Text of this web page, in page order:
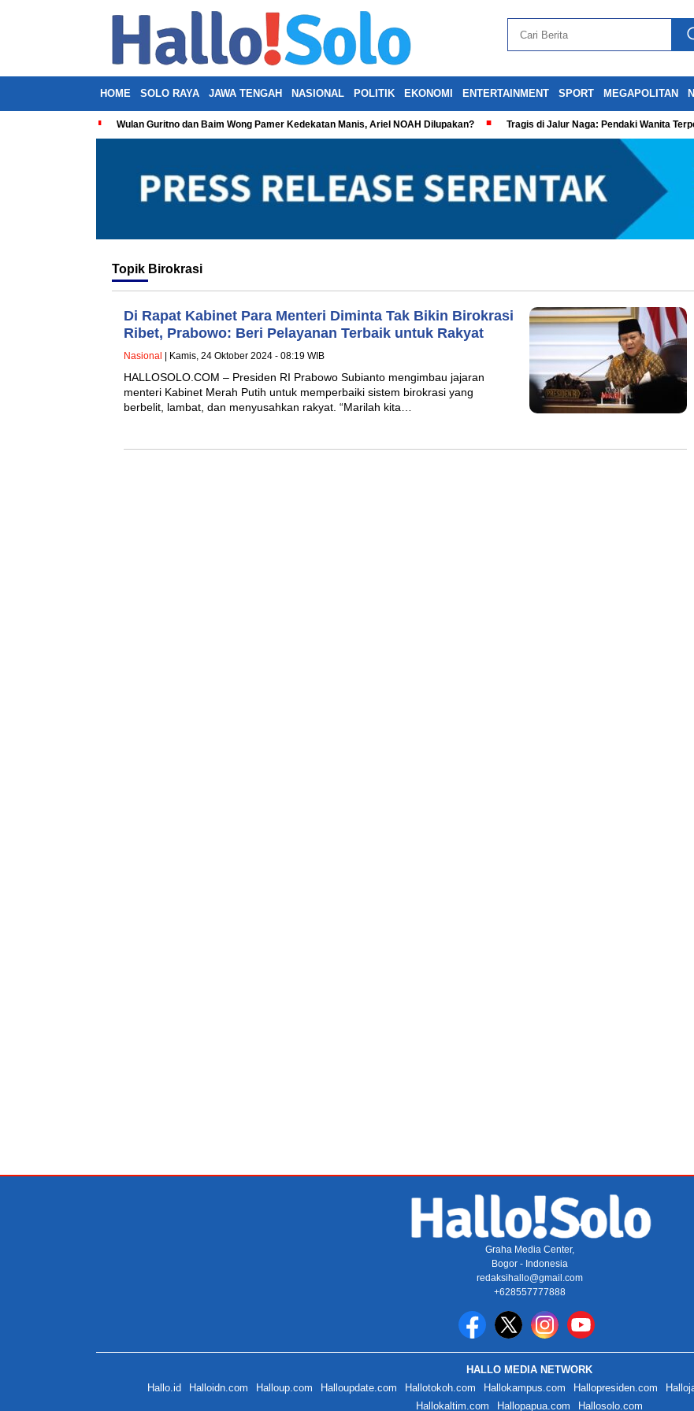
HOME SOLO RAYA JAWA TENGAH NASIONAL POLITIK EKONOMI ENTERTAINMENT SPORT MEGAPOLITAN
Wulan Guritno dan Baim Wong Pamer Kedekatan Manis, Ariel NOAH Dilupakan? Tragis di Jalur Naga: Pendaki Wanita
Topik Birokrasi
Di Rapat Kabinet Para Menteri Diminta Tak Bikin Birokrasi
Ribet, Prabowo: Beri Pelayanan Terbaik untuk Rakyat
Nasional | Kamis, 24 Oktober 2024 - 08:19 WIB
HALLOSOLO.COM – Presiden RI Prabowo Subianto mengimbau jajaran
menteri Kabinet Merah Putih untuk memperbaiki sistem birokrasi yang
berbelit, lambat, dan menyusahkan rakyat. “Marilah kita…
Graha Media Center,
Bogor - Indonesia
redaksihallo@gmail.com
+628557777888
HALLO MEDIA NETWORK
Hallo.id
Halloidn.com Halloup.com Halloupdate.com Hallotokoh.com Hallokampus.com Hallopresiden.com
Hallokaltim.com
Hallopapua.com Hallosolo.com